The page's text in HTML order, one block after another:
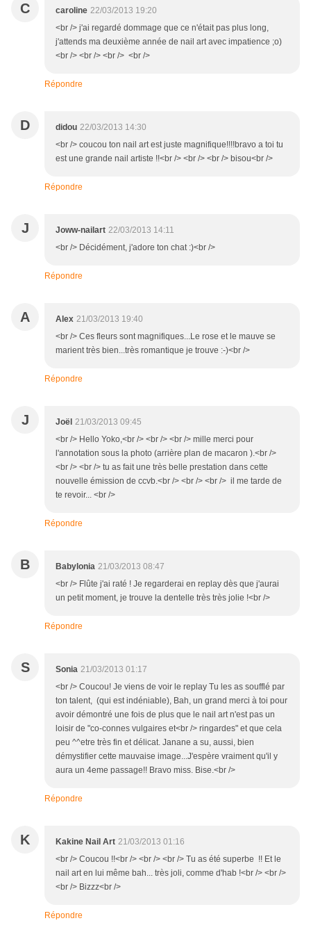
C caroline 22/03/2013 19:20
<br /> j'ai regardé dommage que ce n'était pas plus long,
j'attends ma deuxième année de nail art avec impatience ;o)
<br /> <br /> <br /> <br />
Répondre
D didou 22/03/2013 14:30
<br /> coucou ton nail art est juste magnifique!!!!bravo a toi tu
est une grande nail artiste !!<br /> <br /> <br /> bisou<br />
Répondre
J Joww-nailart 22/03/2013 14:11
<br /> Décidément, j'adore ton chat :)<br />
Répondre
A Alex 21/03/2013 19:40
<br /> Ces fleurs sont magnifiques...Le rose et le mauve se
marient très bien...très romantique je trouve :-)<br />
Répondre
J Joël 21/03/2013 09:45
<br /> Hello Yoko,<br /> <br /> <br /> mille merci pour
l'annotation sous la photo (arrière plan de macaron ).<br />
<br /> <br /> tu as fait une très belle prestation dans cette
nouvelle émission de ccvb.<br /> <br /> <br /> il me tarde de
te revoir... <br />
Répondre
B Babylonia 21/03/2013 08:47
<br /> Flûte j'ai raté ! Je regarderai en replay dès que j'aurai
un petit moment, je trouve la dentelle très très jolie !<br />
Répondre
S Sonia 21/03/2013 01:17
<br /> Coucou! Je viens de voir le replay Tu les as soufflé par
ton talent, (qui est indéniable), Bah, un grand merci à toi pour
avoir démontré une fois de plus que le nail art n'est pas un
loisir de "co-connes vulgaires et<br /> ringardes" et que cela
peu ^^etre très fin et délicat. Janane a su, aussi, bien
démystifier cette mauvaise image...J'espère vraiment qu'il y
aura un 4eme passage!! Bravo miss. Bise.<br />
Répondre
K Kakine Nail Art 21/03/2013 01:16
<br /> Coucou !!<br /> <br /> <br /> Tu as été superbe !! Et le
nail art en lui même bah... très joli, comme d'hab !<br /> <br />
<br /> Bizzz<br />
Répondre